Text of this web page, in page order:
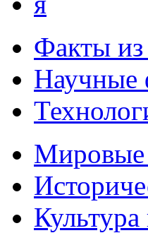
Факты
Научные
Культура